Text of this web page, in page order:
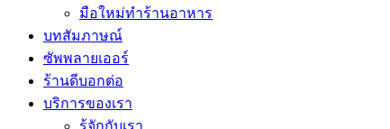
มือใหม่ทำร้านอาหาร
บทสัมภาษณ์
ซัพพลายเออร์
ร้านดีบอกต่อ
บริการของเรา